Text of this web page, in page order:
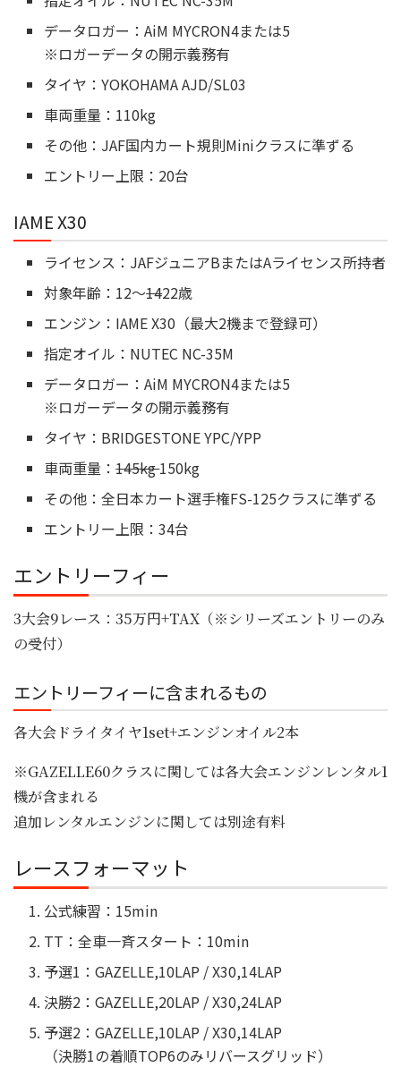
データロガー：AiM MYCRON4または5
※ロガーデータの開示義務有
タイヤ：YOKOHAMA AJD/SL03
車両重量：110kg
その他：JAF国内カート規則Miniクラスに準ずる
エントリー上限：20台
IAME X30
ライセンス：JAFジュニアBまたはAライセンス所持者
対象年齢：12～1422歳
エンジン：IAME X30（最大2機まで登録可）
指定オイル：NUTEC NC-35M
データロガー：AiM MYCRON4または5
※ロガーデータの開示義務有
タイヤ：BRIDGESTONE YPC/YPP
車両重量：145kg150kg
その他：全日本カート選手権FS-125クラスに準ずる
エントリー上限：34台
エントリーフィー
3大会9レース：35万円+TAX（※シリーズエントリーのみ
の受付）
エントリーフィーに含まれるもの
各大会ドライタイヤ1set+エンジンオイル2本
※GAZELLE60クラスに関しては各大会エンジンレンタル1
機が含まれる
追加レンタルエンジンに関しては別途有料
レースフォーマット
公式練習：15min
TT：全車一斉スタート：10min
予選1：GAZELLE,10LAP / X30,14LAP
決勝2：GAZELLE,20LAP / X30,24LAP
予選2：GAZELLE,10LAP / X30,14LAP
（決勝1の着順TOP6のみリバースグリッド）